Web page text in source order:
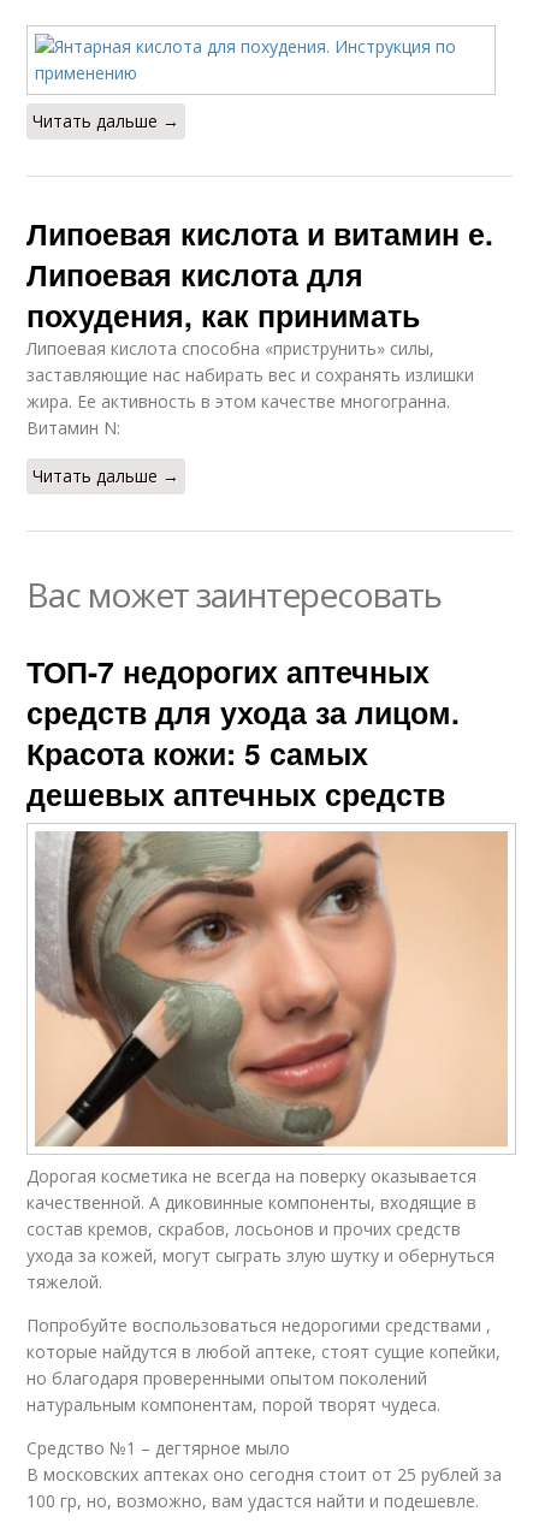
Читать дальше →
Липоевая кислота и витамин е.
Липоевая кислота для
похудения, как принимать
Липоевая кислота способна «приструнить» силы,
заставляющие нас набирать вес и сохранять излишки
жира. Ее активность в этом качестве многогранна.
Витамин N:
Читать дальше →
Вас может заинтересовать
ТОП-7 недорогих аптечных
средств для ухода за лицом.
Красота кожи: 5 самых
дешевых аптечных средств
Дорогая косметика не всегда на поверку оказывается
качественной. А диковинные компоненты, входящие в
состав кремов, скрабов, лосьонов и прочих средств
ухода за кожей, могут сыграть злую шутку и обернуться
тяжелой.
Попробуйте воспользоваться недорогими средствами ,
которые найдутся в любой аптеке, стоят сущие копейки,
но благодаря проверенными опытом поколений
натуральным компонентам, порой творят чудеса.
Средство №1 – дегтярное мыло
В московских аптеках оно сегодня стоит от 25 рублей за
100 гр, но, возможно, вам удастся найти и подешевле.